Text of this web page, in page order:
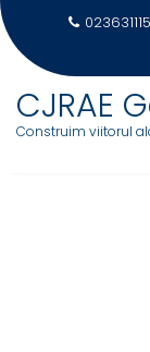
content
CJRAE
Construim viitorul